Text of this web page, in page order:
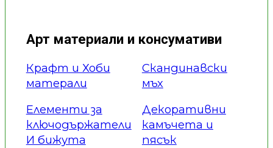
Арт материали и консумативи
Крафт и Хоби
матерали
Елементи за
ключодържатели
И бижута
Скандинавски
мъх
Декоративни
камъчета и
пясък